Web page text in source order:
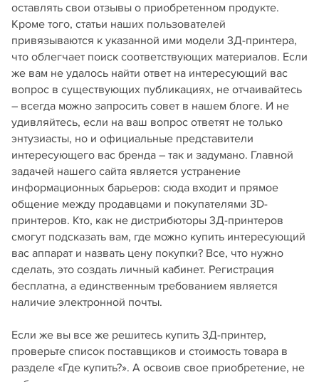
оставлять свои отзывы о приобретенном продукте.
Кроме того, статьи наших пользователей
привязываются к указанной ими модели 3Д-принтера,
что облегчает поиск соответствующих материалов. Если
же вам не удалось найти ответ на интересующий вас
вопрос в существующих публикациях, не отчаивайтесь
– всегда можно запросить совет в нашем блоге. И не
удивляйтесь, если на ваш вопрос ответят не только
энтузиасты, но и официальные представители
интересующего вас бренда – так и задумано. Главной
задачей нашего сайта является устранение
информационных барьеров: сюда входит и прямое
общение между продавцами и покупателями 3D-
принтеров. Кто, как не дистрибюторы 3Д-принтеров
смогут подсказать вам, где можно купить интересующий
вас аппарат и назвать цену покупки? Все, что нужно
сделать, это создать личный кабинет. Регистрация
бесплатна, а единственным требованием является
наличие электронной почты.
Если же вы все же решитесь купить 3Д-принтер,
проверьте список поставщиков и стоимость товара в
разделе «Где купить?». А освоив свое приобретение, не